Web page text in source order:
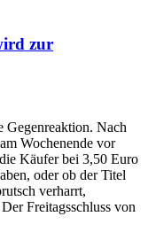
zur
Gegenreaktion. Nach
Wochenende vor
Käufer bei 3,50 Euro
oder ob der Titel
verharrt,
Freitagsschluss von